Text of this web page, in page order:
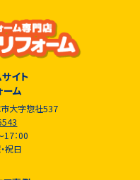
イト
ーム
大字惣社537
：00
日